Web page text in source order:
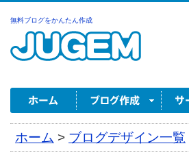
無料ブログをかんたん作成
ホーム > ブログデザイン一覧